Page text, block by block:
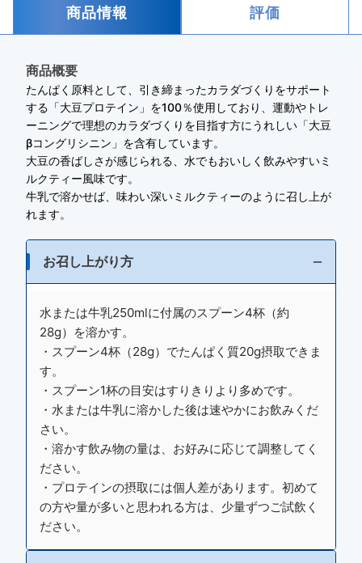
商品情報 評価
商品概要
たんぱく原料として、引き締まったカラダづくりをサポート
する「大豆プロテイン」を100％使用しており、運動やトレ
ーニングで理想のカラダづくりを目指す方にうれしい「大豆
βコングリシニン」を含有しています。
大豆の香ばしさが感じられる、水でもおいしく飲みやすいミ
ルクティー風味です。
牛乳で溶かせば、味わい深いミルクティーのように召し上が
れます。
お召し上がり方
水または牛乳250mlに付属のスプーン4杯（約
28g）を溶かす。
・スプーン4杯（28g）でたんぱく質20g摂取できま
す。
・スプーン1杯の目安はすりきりより多めです。
・水または牛乳に溶かした後は速やかにお飲みくだ
さい。
・溶かす飲み物の量は、お好みに応じて調整してく
ださい。
・プロテインの摂取には個人差があります。初めて
の方や量が多いと思われる方は、少量ずつご試飲く
ださい。